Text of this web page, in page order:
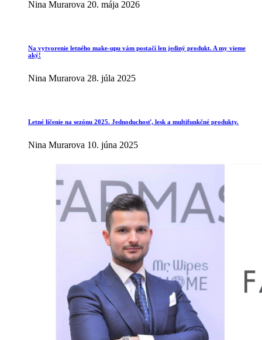
Nina Murarova 20. mája 2026
Na vytvorenie letného make-upu vám postačí len jediný produkt. A my vieme
aký!
Nina Murarova 28. júla 2025
Letné líčenie na sezónu 2025. Jednoduchosť, lesk a multifunkčné produkty.
Nina Murarova 10. júna 2025